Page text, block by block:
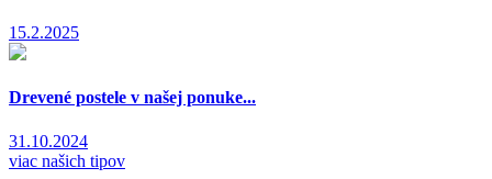
15.2.2025
Drevené postele v našej ponuke...
31.10.2024
viac našich tipov